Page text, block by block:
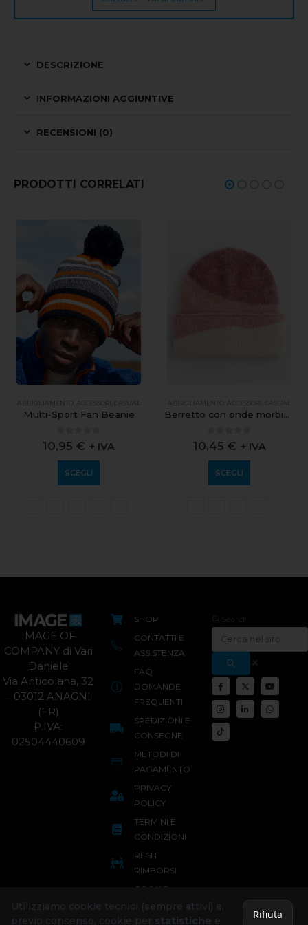
DESCRIZIONE
INFORMAZIONI AGGIUNTIVE
RECENSIONI (0)
PRODOTTI CORRELATI
ABBIGLIAMENTO ACCESSORI CASUAL
Multi-Sport Fan Beanie
0out of 5
10,95 € + IVA
SCEGLI
ABBIGLIAMENTO ACCESSORI CASUAL
Berretto con onde morbide
0out of 5
10,45 € + IVA
SCEGLI
IMAGE OF
COMPANY di Vari
Daniele
Via Anticolana, 32
– 03012 ANAGNI
(FR)
P.IVA:
02504440609
SHOP
CONTATTI E
ASSISTENZA
FAQ
DOMANDE
FREQUENTI
SPEDIZIONI E
CONSEGNE
METODI DI
PAGAMENTO
PRIVACY
POLICY
TERMINI E
CONDIZIONI
RESI E
RIMBORSI
COOKIE
POLICY
Utilizziamo cookie tecnici (sempre attivi) e,
previo consenso, cookie per statistiche e Rifiuta